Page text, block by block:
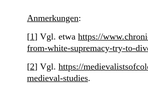
Anmerkungen:
[1] Vgl. etwa https://
from-white-supremacy-try-to-
[2] Vgl. https://
medieval-studies.